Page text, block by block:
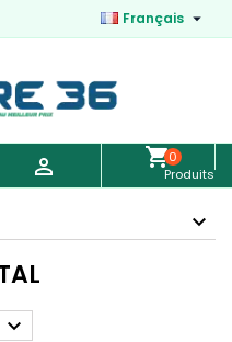
Français 

0
Produits
-
